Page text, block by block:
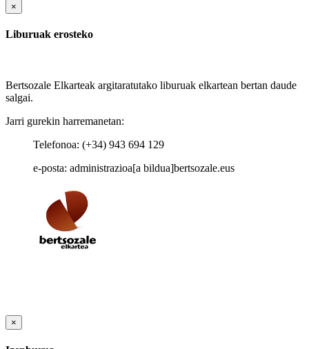
×
Liburuak erosteko
Bertsozale Elkarteak argitaratutako liburuak elkartean bertan daude
salgai.
Jarri gurekin harremanetan:
Telefonoa: (+34) 943 694 129
e-posta: administrazioa[a bildua]bertsozale.eus
×